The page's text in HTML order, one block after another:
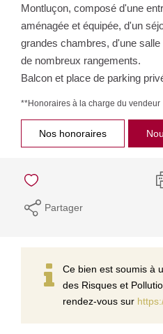
Montluçon, composé d'une
aménagée et équipée, d'un
grandes chambres, d'une
de nombreux rangements.
Balcon et place de parking
**Honoraires à la charge du vendeur
Nos honoraires
Partager
Ce bien est soumis à
des Risques et
rendez-vous sur